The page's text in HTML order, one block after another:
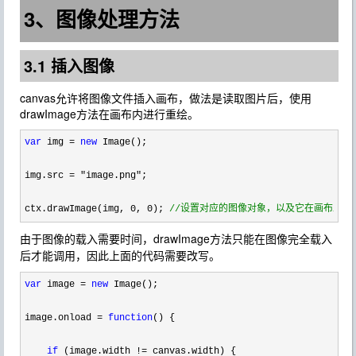
3、图像处理方法
3.1 插入图像
canvas允许将图像文件插入画布，做法是读取图片后，使用
drawImage方法在画布内进行重绘。
var img = new Image();
img.src = "image.png" ;
ctx.drawImage(img, 0, 0); //设置对应的图像对象，以及它在画布上的
由于图像的载入需要时间，drawImage方法只能在图像完全载入
后才能调用，因此上面的代码需要改写。
var image = new Image();
image.onload = function() {
if (image.width != canvas.width) {